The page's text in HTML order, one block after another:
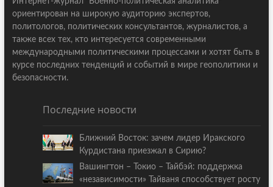
ориентирован на широкую аудиторию экспертов,
политологов, политических консультантов, журналистов, а
также всех тех, кто интересуется современными
международными политическими процессами и хотят быть в
курсе последних тенденций и событий в мире геополитики и
безопасности.
Последние новости
Ближний Восток: зачем лидер Иракского
Курдистана приезжал в Сирию?
Вашингтон – Токио – Тайбэй: поддержка
«независимости» Тайваня способствует росту